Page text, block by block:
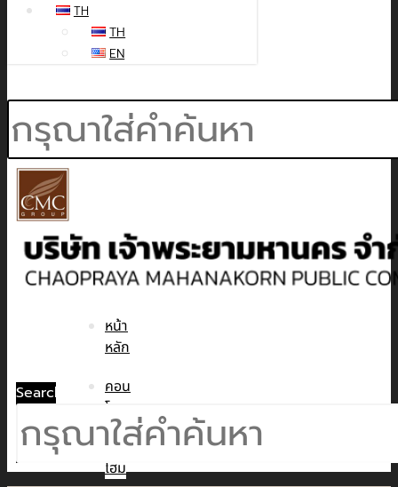
TH
TH
EN
หน้า
หลัก
คอน
โด
ทาวน์
โฮม
Search